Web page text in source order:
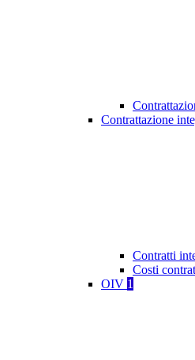
Contrattazione
Contratti
Costi
OIV 1